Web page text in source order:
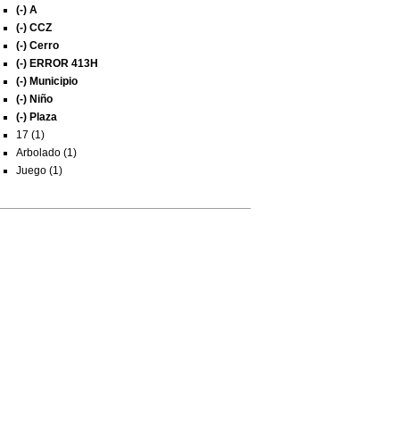
(-) A
(-) CCZ
(-) Cerro
(-) ERROR 413H
(-) Municipio
(-) Niño
(-) Plaza
17 (1)
Arbolado (1)
Juego (1)